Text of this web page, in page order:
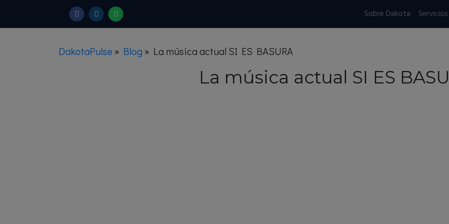
Sobre Dakota Servicios
DakotaPulse» Blog » La música actual SI ES BASURA
La música actual SI ES